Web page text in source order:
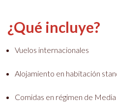
¿Qué incluye?
Vuelos internacionales
Alojamiento en habitación
Comidas en régimen de